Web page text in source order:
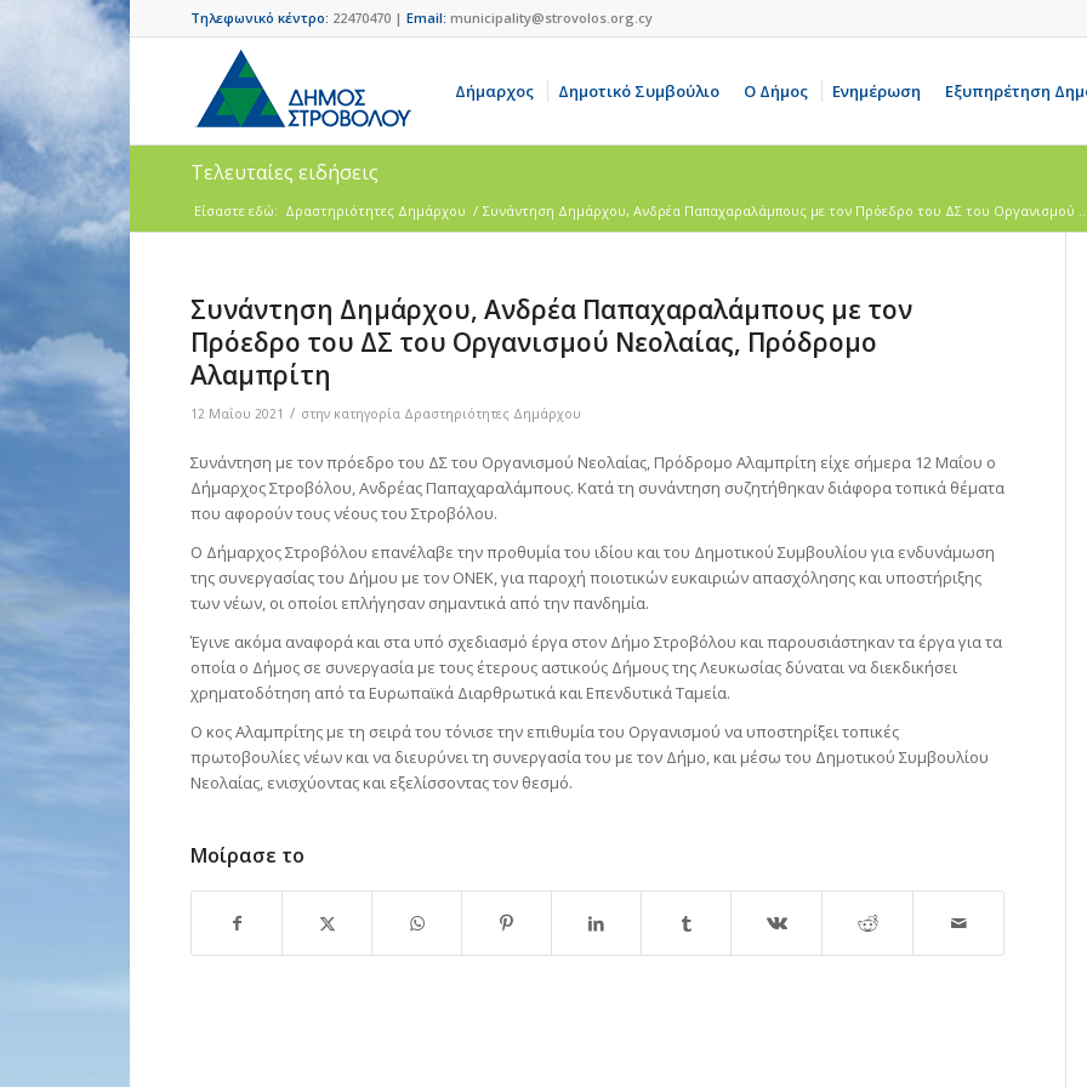
Τηλεφωνικό κέντρο: 22470470 | Email: municipality@strovolos.org.cy
Δήμαρχος Δημοτικό Συμβούλιο Ο Δήμος Ενημέρωση Εξυπηρέτηση
Τελευταίες ειδήσεις
Είσαστε εδώ: Δραστηριότητες Δημάρχου / Συνάντηση Δημάρχου, Ανδρέα Παπαχαραλάμπους με τον Πρόεδρο του ΔΣ του Οργανισμού ...
Συνάντηση Δημάρχου, Ανδρέα Παπαχαραλάμπους με τον
Πρόεδρο του ΔΣ του Οργανισμού Νεολαίας, Πρόδρομο
Αλαμπρίτη
12 Μαΐου 2021 / στην κατηγορία Δραστηριότητες Δημάρχου
Συνάντηση με τον πρόεδρο του ΔΣ του Οργανισμού Νεολαίας, Πρόδρομο Αλαμπρίτη είχε σήμερα 12 Μαΐου ο
Δήμαρχος Στροβόλου, Ανδρέας Παπαχαραλάμπους. Κατά τη συνάντηση συζητήθηκαν διάφορα τοπικά θέματα
που αφορούν τους νέους του Στροβόλου.
Ο Δήμαρχος Στροβόλου επανέλαβε την προθυμία του ιδίου και του Δημοτικού Συμβουλίου για ενδυνάμωση
της συνεργασίας του Δήμου με τον ΟΝΕΚ, για παροχή ποιοτικών ευκαιριών απασχόλησης και υποστήριξης
των νέων, οι οποίοι επλήγησαν σημαντικά από την πανδημία.
Έγινε ακόμα αναφορά και στα υπό σχεδιασμό έργα στον Δήμο Στροβόλου και παρουσιάστηκαν τα έργα για τα
οποία ο Δήμος σε συνεργασία με τους έτερους αστικούς Δήμους της Λευκωσίας δύναται να διεκδικήσει
χρηματοδότηση από τα Ευρωπαϊκά Διαρθρωτικά και Επενδυτικά Ταμεία.
Ο κος Αλαμπρίτης με τη σειρά του τόνισε την επιθυμία του Οργανισμού να υποστηρίξει τοπικές
πρωτοβουλίες νέων και να διευρύνει τη συνεργασία του με τον Δήμο, και μέσω του Δημοτικού Συμβουλίου
Νεολαίας, ενισχύοντας και εξελίσσοντας τον θεσμό.
Μοίρασε το